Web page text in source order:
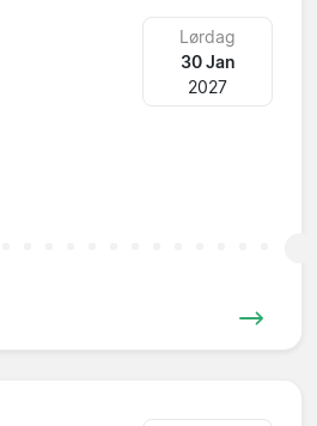
Lørdag
30 Jan
2027